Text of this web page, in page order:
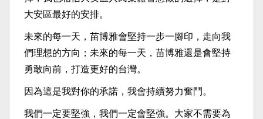
大安區最好的安排。
未來的每一天，苗博雅會堅持一步一腳印，走向我
們理想的方向；未來的每一天，苗博雅還是會堅持
勇敢向前，打造更好的台灣。
因為這是我對你的承諾，我會持續努力奮鬥。
我們一定要堅強，我們一定會堅強。大家不需要為